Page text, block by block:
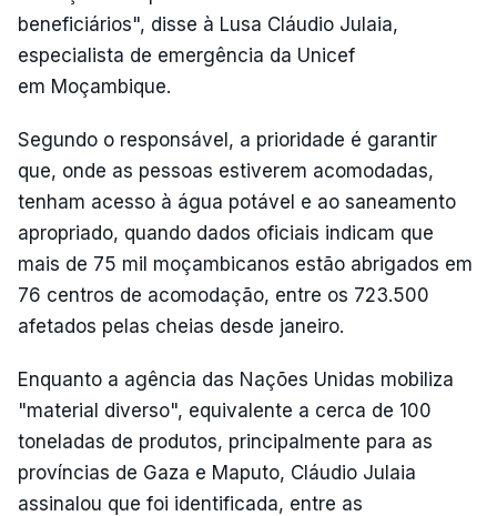
beneficiários", disse à Lusa Cláudio Julaia,
especialista de emergência da Unicef
em Moçambique.
Segundo o responsável, a prioridade é garantir
que, onde as pessoas estiverem acomodadas,
tenham acesso à água potável e ao saneamento
apropriado, quando dados oficiais indicam que
mais de 75 mil moçambicanos estão abrigados em
76 centros de acomodação, entre os 723.500
afetados pelas cheias desde janeiro.
Enquanto a agência das Nações Unidas mobiliza
"material diverso", equivalente a cerca de 100
toneladas de produtos, principalmente para as
províncias de Gaza e Maputo, Cláudio Julaia
assinalou que foi identificada, entre as